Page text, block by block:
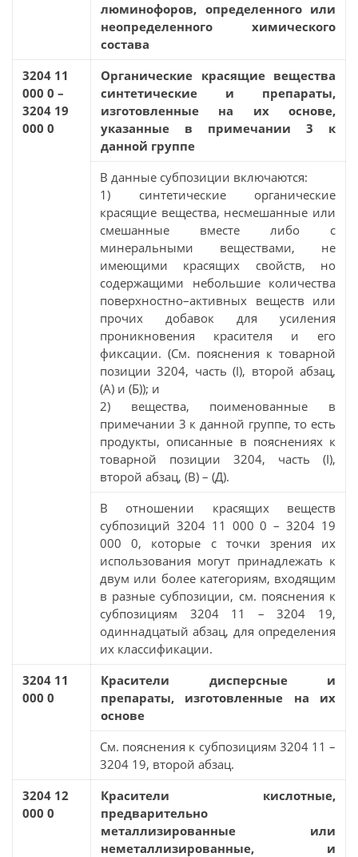
люминофоров, определенного или
неопределенного химического
состава
3204 11
000 0 –
3204 19
000 0
Органические красящие вещества
синтетические и препараты,
изготовленные на их основе,
указанные в примечании 3 к
данной группе
В данные субпозиции включаются:
1) синтетические органические
красящие вещества, несмешанные или
смешанные вместе либо с
минеральными веществами, не
имеющими красящих свойств, но
содержащими небольшие количества
поверхностно–активных веществ или
прочих добавок для усиления
проникновения красителя и его
фиксации. (См. пояснения к товарной
позиции 3204, часть (I), второй абзац,
(А) и (Б)); и
2) вещества, поименованные в
примечании 3 к данной группе, то есть
продукты, описанные в пояснениях к
товарной позиции 3204, часть (I),
второй абзац, (В) – (Д).
В отношении красящих веществ
субпозиций 3204 11 000 0 – 3204 19
000 0, которые с точки зрения их
использования могут принадлежать к
двум или более категориям, входящим
в разные субпозиции, см. пояснения к
субпозициям 3204 11 – 3204 19,
одиннадцатый абзац, для определения
их классификации.
3204 11
000 0
Красители дисперсные и
препараты, изготовленные на их
основе
См. пояснения к субпозициям 3204 11 –
3204 19, второй абзац.
3204 12
000 0
Красители кислотные,
предварительно
металлизированные или
неметаллизированные, и